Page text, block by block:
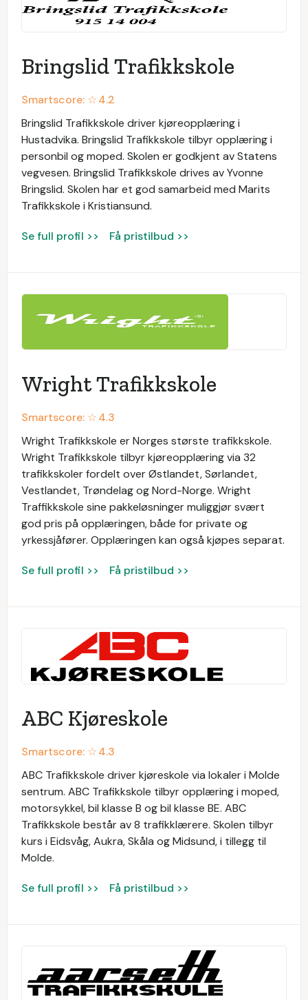
Bringslid Trafikkskole
Smartscore: ☆4.2
Bringslid Trafikkskole driver kjøreopplæring i
Hustadvika. Bringslid Trafikkskole tilbyr opplæring i
personbil og moped. Skolen er godkjent av Statens
vegvesen. Bringslid Trafikkskole drives av Yvonne
Bringslid. Skolen har et god samarbeid med Marits
Trafikkskole i Kristiansund.
Se full profil >> Få pristilbud >>
Wright Trafikkskole
Smartscore: ☆4.3
Wright Trafikkskole er Norges største trafikkskole.
Wright Trafikkskole tilbyr kjøreopplæring via 32
trafikkskoler fordelt over Østlandet, Sørlandet,
Vestlandet, Trøndelag og Nord-Norge. Wright
Traffikkskole sine pakkeløsninger muliggjør svært
god pris på opplæringen, både for private og
yrkessjåfører. Opplæringen kan også kjøpes separat.
Se full profil >> Få pristilbud >>
ABC Kjøreskole
Smartscore: ☆4.3
ABC Trafikkskole driver kjøreskole via lokaler i Molde
sentrum. ABC Trafikkskole tilbyr opplæring i moped,
motorsykkel, bil klasse B og bil klasse BE. ABC
Trafikkskole består av 8 trafikklærere. Skolen tilbyr
kurs i Eidsvåg, Aukra, Skåla og Midsund, i tillegg til
Molde.
Se full profil >> Få pristilbud >>